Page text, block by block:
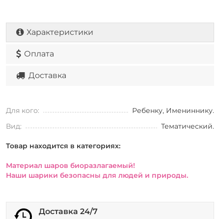
Характеристики
Оплата
Доставка
Для кого:
Ребенку, Имениннику.
Вид:
Тематический.
Товар находится в категориях:
Материал шаров биоразлагаемый!
Наши шарики безопасны для людей и природы.
Доставка 24/7